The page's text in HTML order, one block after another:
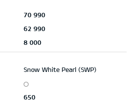
70 990
62 990
8 000
Snow White Pearl (SWP)
650